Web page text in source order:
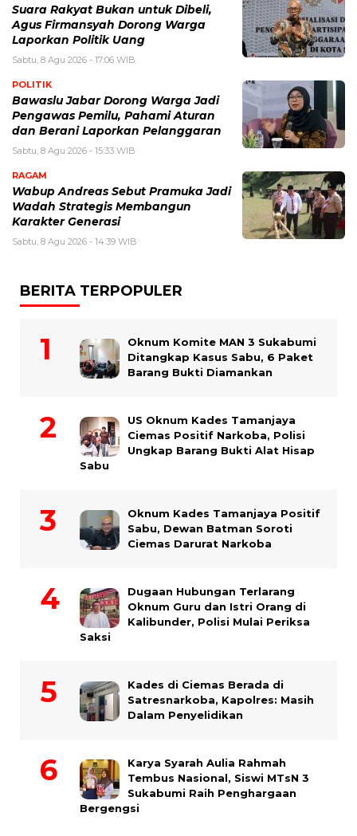
Suara Rakyat Bukan untuk Dibeli,
Agus Firmansyah Dorong Warga
Laporkan Politik Uang
Sabtu, 8 Agu 2026 - 17:06 WIB
POLITIK
Bawaslu Jabar Dorong Warga Jadi
Pengawas Pemilu, Pahami Aturan
dan Berani Laporkan Pelanggaran
Sabtu, 8 Agu 2026 - 15:33 WIB
RAGAM
Wabup Andreas Sebut Pramuka Jadi
Wadah Strategis Membangun
Karakter Generasi ‎
Sabtu, 8 Agu 2026 - 14:39 WIB
BERITA TERPOPULER
Oknum Komite MAN 3 Sukabumi
Ditangkap Kasus Sabu, 6 Paket
Barang Bukti Diamankan
US Oknum Kades Tamanjaya
Ciemas Positif Narkoba, Polisi
Ungkap Barang Bukti Alat Hisap
Sabu
Oknum Kades Tamanjaya Positif
Sabu, Dewan Batman Soroti
Ciemas Darurat Narkoba
Dugaan Hubungan Terlarang
Oknum Guru dan Istri Orang di
Kalibunder, Polisi Mulai Periksa
Saksi
Kades di Ciemas Berada di
Satresnarkoba, Kapolres: Masih
Dalam Penyelidikan
Karya Syarah Aulia Rahmah
Tembus Nasional, Siswi MTsN 3
Sukabumi Raih Penghargaan
Bergengsi